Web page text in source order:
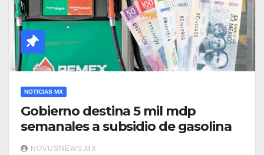
NOTICIAS MX
Gobierno destina 5 mil mdp
semanales a subsidio de gasolina
NOVUSNEWS.MX